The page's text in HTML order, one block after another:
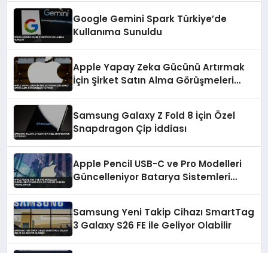
Google Gemini Spark Türkiye’de
Kullanıma Sunuldu
Apple Yapay Zeka Gücünü Artırmak
İçin Şirket Satın Alma Görüşmeleri
Samsung Galaxy Z Fold 8 İçin Özel
Snapdragon Çip İddiası
Apple Pencil USB-C ve Pro Modelleri
Güncelleniyor Batarya Sistemleri
Samsung Yeni Takip Cihazı SmartTag
3 Galaxy S26 FE ile Geliyor Olabilir